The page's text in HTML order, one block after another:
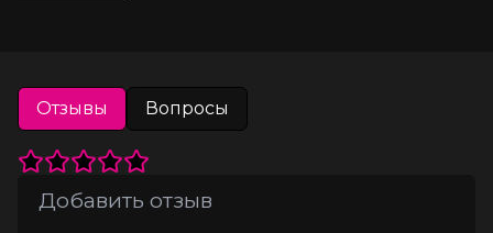
Эффект разогрева усиливает восприятие каждого
прикосновения.
погружает в атмосферу тропиков.
массажа .
Отзывы Вопросы